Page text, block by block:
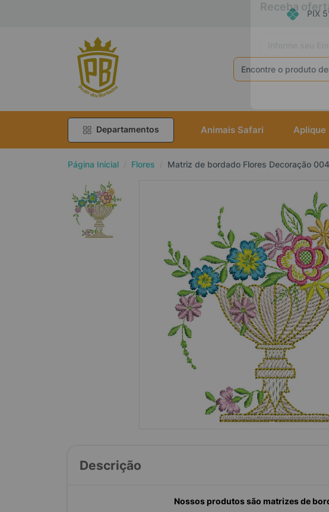
PIX
Departamentos Animais Safari Aplique
Página Inicial Flores Matriz de bordado Flores Decoração 004
Descrição
Nossos produtos são matrizes de